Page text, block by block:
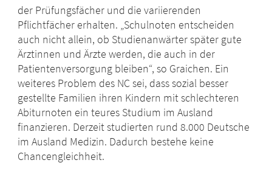
der Prüfungsfächer und die variierenden
Pflichtfächer erhalten. „Schulnoten entscheiden
auch nicht allein, ob Studienanwärter später gute
Ärztinnen und Ärzte werden, die auch in der
Patientenversorgung bleiben“, so Graichen. Ein
weiteres Problem des NC sei, dass sozial besser
gestellte Familien ihren Kindern mit schlechteren
Abiturnoten ein teures Studium im Ausland
finanzieren. Derzeit studierten rund 8.000 Deutsche
im Ausland Medizin. Dadurch bestehe keine
Chancengleichheit.